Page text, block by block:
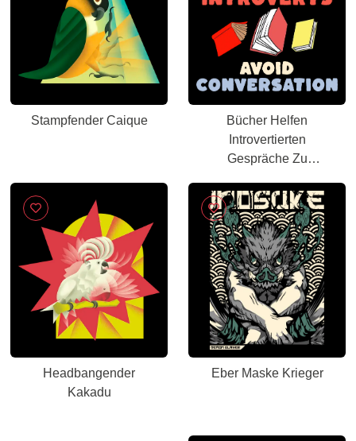
Stampfender Caique
Bücher Helfen
Introvertierten
Gespräche Zu
Lese Humor Design
Headbangender
Kakadu
Eber Maske Krieger